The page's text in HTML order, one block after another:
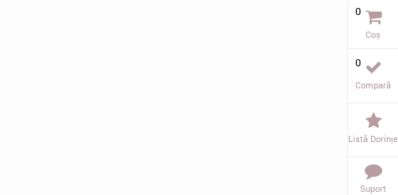
Coș
0
Compară
0
Listă Dorințe
Suport